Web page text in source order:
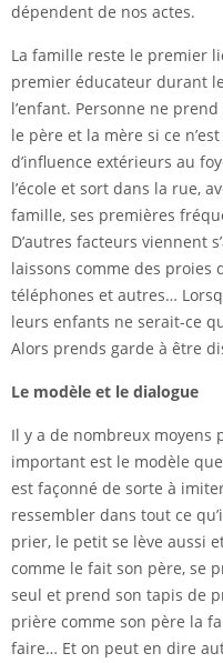
dépendent de nos actes.
La famille reste le premier
premier éducateur durant
l’enfant. Personne ne
le père et la mère si ce
d’influence extérieurs au
l’école et sort dans la rue,
famille, ses premières
D’autres facteurs viennent
laissons comme des proies
téléphones et autres…
leurs enfants ne serait-ce
Alors prends garde à être
Le modèle et le dialogue
Il y a de nombreux moyens
important est le modèle
est façonné de sorte à
ressembler dans tout ce
prier, le petit se lève aussi
comme le fait son père, se
seul et prend son tapis de
prière comme son père la
faire… Et on peut en dire